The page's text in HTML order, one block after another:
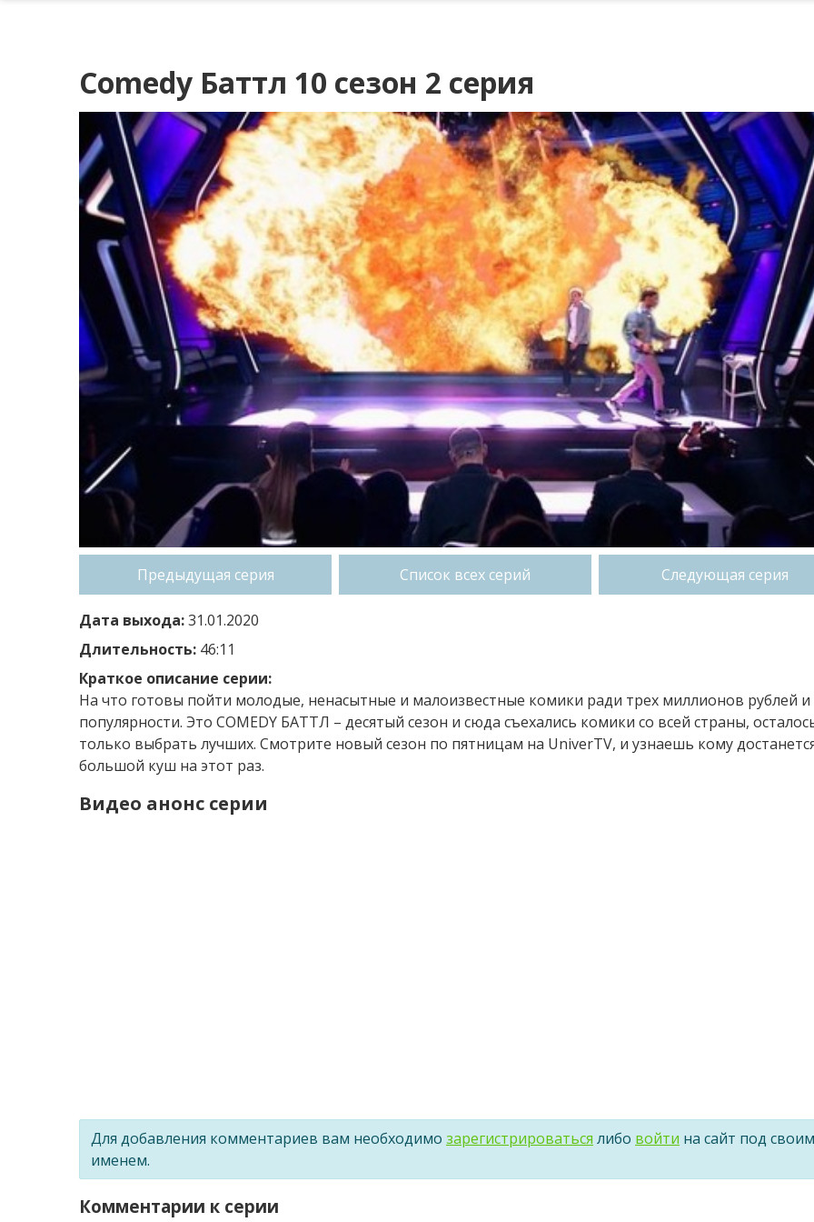
Comedy Баттл 10 сезон 2 серия
Предыдущая серия Список всех серий Следующая серия
Дата выхода:31.01.2020
Длительность: 46:11
Краткое описание серии:
На что готовы пойти молодые, ненасытные и малоизвестные комики ради трех миллионов рублей и
популярности. Это COMEDY БАТТЛ – десятый сезон и сюда съехались комики со всей страны,
только выбрать лучших. Смотрите новый сезон по пятницам на UniverTV, и узнаешь кому
большой куш на этот раз.
Видео анонс серии
Для добавления комментариев вам необходимо зарегистрироваться либо войти на сайт под своим
именем.
Комментарии к серии